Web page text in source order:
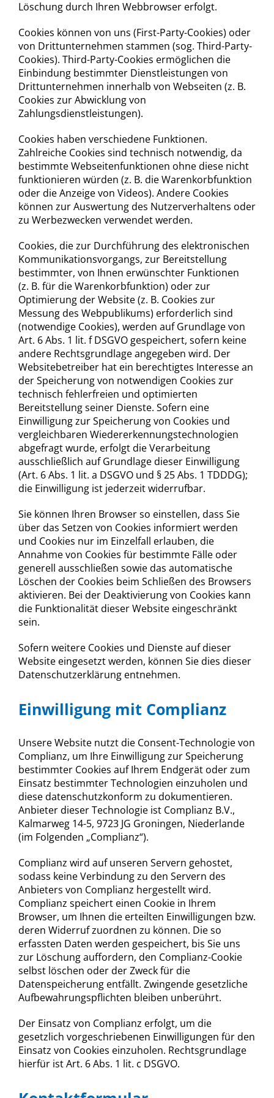
Löschung durch Ihren Webbrowser erfolgt.
Cookies können von uns (First-Party-Cookies) oder
von Drittunternehmen stammen (sog. Third-Party-
Cookies). Third-Party-Cookies ermöglichen die
Einbindung bestimmter Dienstleistungen von
Drittunternehmen innerhalb von Webseiten (z. B.
Cookies zur Abwicklung von
Zahlungsdienstleistungen).
Cookies haben verschiedene Funktionen.
Zahlreiche Cookies sind technisch notwendig, da
bestimmte Webseitenfunktionen ohne diese nicht
funktionieren würden (z. B. die Warenkorbfunktion
oder die Anzeige von Videos). Andere Cookies
können zur Auswertung des Nutzerverhaltens oder
zu Werbezwecken verwendet werden.
Cookies, die zur Durchführung des elektronischen
Kommunikationsvorgangs, zur Bereitstellung
bestimmter, von Ihnen erwünschter Funktionen
(z. B. für die Warenkorbfunktion) oder zur
Optimierung der Website (z. B. Cookies zur
Messung des Webpublikums) erforderlich sind
(notwendige Cookies), werden auf Grundlage von
Art. 6 Abs. 1 lit. f DSGVO gespeichert, sofern keine
andere Rechtsgrundlage angegeben wird. Der
Websitebetreiber hat ein berechtigtes Interesse an
der Speicherung von notwendigen Cookies zur
technisch fehlerfreien und optimierten
Bereitstellung seiner Dienste. Sofern eine
Einwilligung zur Speicherung von Cookies und
vergleichbaren Wiedererkennungstechnologien
abgefragt wurde, erfolgt die Verarbeitung
ausschließlich auf Grundlage dieser Einwilligung
(Art. 6 Abs. 1 lit. a DSGVO und § 25 Abs. 1 TDDDG);
die Einwilligung ist jederzeit widerrufbar.
Sie können Ihren Browser so einstellen, dass Sie
über das Setzen von Cookies informiert werden
und Cookies nur im Einzelfall erlauben, die
Annahme von Cookies für bestimmte Fälle oder
generell ausschließen sowie das automatische
Löschen der Cookies beim Schließen des Browsers
aktivieren. Bei der Deaktivierung von Cookies kann
die Funktionalität dieser Website eingeschränkt
sein.
Sofern weitere Cookies und Dienste auf dieser
Website eingesetzt werden, können Sie dies dieser
Datenschutzerklärung entnehmen.
Einwilligung mit Complianz
Unsere Website nutzt die Consent-Technologie von
Complianz, um Ihre Einwilligung zur Speicherung
bestimmter Cookies auf Ihrem Endgerät oder zum
Einsatz bestimmter Technologien einzuholen und
diese datenschutzkonform zu dokumentieren.
Anbieter dieser Technologie ist Complianz B.V.,
Kalmarweg 14-5, 9723 JG Groningen, Niederlande
(im Folgenden „Complianz“).
Complianz wird auf unseren Servern gehostet,
sodass keine Verbindung zu den Servern des
Anbieters von Complianz hergestellt wird.
Complianz speichert einen Cookie in Ihrem
Browser, um Ihnen die erteilten Einwilligungen bzw.
deren Widerruf zuordnen zu können. Die so
erfassten Daten werden gespeichert, bis Sie uns
zur Löschung auffordern, den Complianz-Cookie
selbst löschen oder der Zweck für die
Datenspeicherung entfällt. Zwingende gesetzliche
Aufbewahrungspflichten bleiben unberührt.
Der Einsatz von Complianz erfolgt, um die
gesetzlich vorgeschriebenen Einwilligungen für den
Einsatz von Cookies einzuholen. Rechtsgrundlage
hierfür ist Art. 6 Abs. 1 lit. c DSGVO.